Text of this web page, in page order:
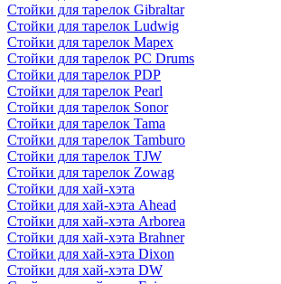
Стойки для тарелок Gibraltar
Стойки для тарелок Ludwig
Стойки для тарелок Mapex
Стойки для тарелок PC Drums
Стойки для тарелок PDP
Стойки для тарелок Pearl
Стойки для тарелок Sonor
Стойки для тарелок Tama
Стойки для тарелок Tamburo
Стойки для тарелок TJW
Стойки для тарелок Zowag
Стойки для хай-хэта
Стойки для хай-хэта Ahead
Стойки для хай-хэта Arborea
Стойки для хай-хэта Brahner
Стойки для хай-хэта Dixon
Стойки для хай-хэта DW